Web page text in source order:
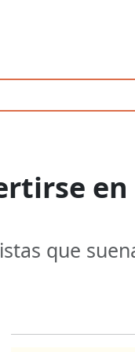
en
que